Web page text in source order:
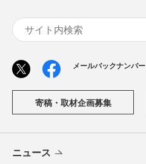
メールバックナンバー
寄稿・取材企画募集
ニュース